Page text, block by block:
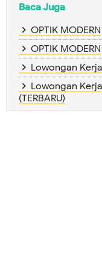
Baca Juga
OPTIK MODERN
OPTIK MODERN
Lowongan
Lowongan
(TERBARU)